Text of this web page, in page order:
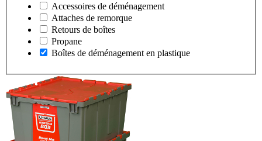
Accessoires de déménagement
Attaches de remorque
Retours de boîtes
Propane
Boîtes de déménagement en plastique